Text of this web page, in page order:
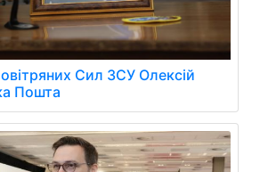
Сил ЗСУ Олексій
Пошта